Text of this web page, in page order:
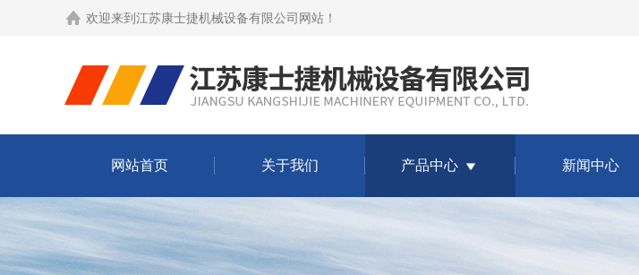
欢迎来到 江苏康士捷机械设备有限公司网站 ！
网站首页 关于我们 产品中心 新闻中心